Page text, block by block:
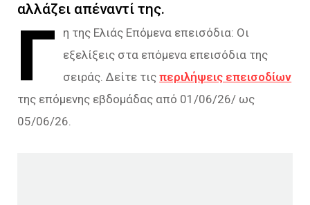
αλλάζει απέναντί της.
Γ
η της Ελιάς Επόμενα επεισόδια: Οι
εξελίξεις στα επόμενα επεισόδια της
σειράς. Δείτε τιςπεριλήψεις επεισοδίων
της επόμενης εβδομάδας από 01/06/26/ ως
05/06/26.